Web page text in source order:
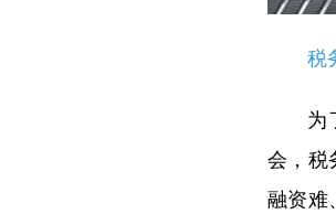
税务
为了
会，税
融资难